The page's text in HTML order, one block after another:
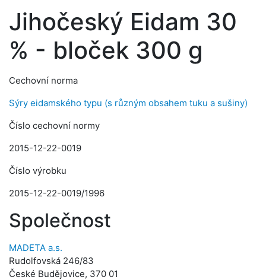
Jihočeský Eidam 30
% - bloček 300 g
Cechovní norma
Sýry eidamského typu (s různým obsahem tuku a sušiny)
Číslo cechovní normy
2015-12-22-0019
Číslo výrobku
2015-12-22-0019/1996
Společnost
MADETA a.s.
Rudolfovská 246/83
České Budějovice, 370 01